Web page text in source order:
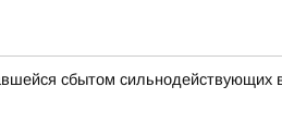
сбытом сильнодействующих